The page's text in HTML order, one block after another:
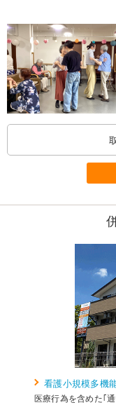
看護小規模多機
医療行為を含めた｢